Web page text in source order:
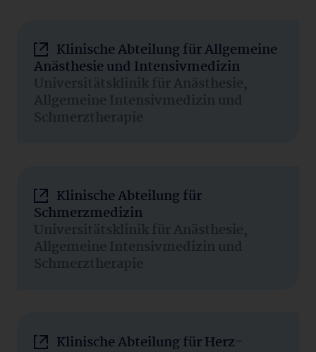
Klinische Abteilung für Allgemeine
Anästhesie und Intensivmedizin
Universitätsklinik für Anästhesie,
Allgemeine Intensivmedizin und
Schmerztherapie
Klinische Abteilung für
Schmerzmedizin
Universitätsklinik für Anästhesie,
Allgemeine Intensivmedizin und
Schmerztherapie
Klinische Abteilung für Herz-